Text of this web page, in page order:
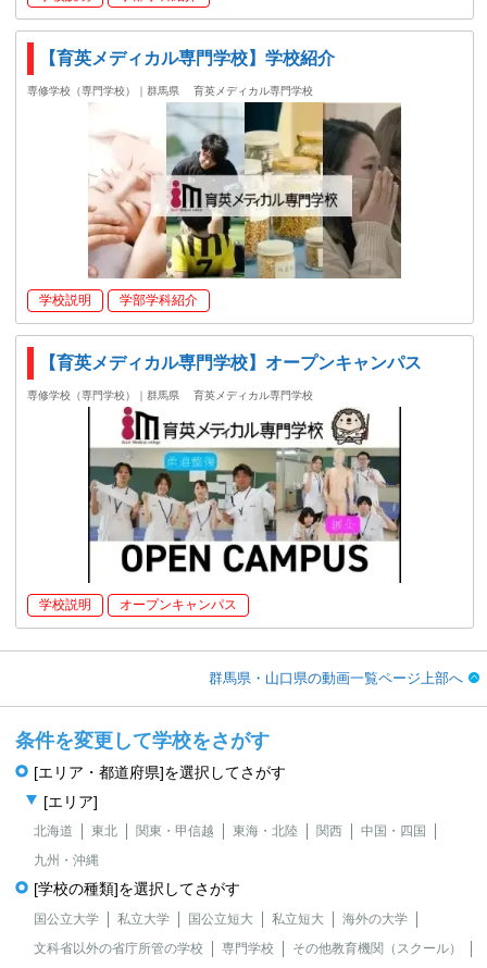
【育英メディカル専門学校】学校紹介
専修学校（専門学校）｜群馬県 育英メディカル専門学校
学校説明 学部学科紹介
【育英メディカル専門学校】オープンキャンパス
専修学校（専門学校）｜群馬県 育英メディカル専門学校
学校説明 オープンキャンパス
群馬県・山口県の動画一覧ページ上部へ
条件を変更して学校をさがす
[エリア・都道府県]を選択してさがす
[エリア]
北海道 東北 関東・甲信越 東海・北陸 関西
中国・四国
九州・沖縄
[学校の種類]を選択してさがす
国公立大学 私立大学 国公立短大 私立短大
海外の大学
文科省以外の省庁所管の学校
専門学校
その他教育機関（スクール）